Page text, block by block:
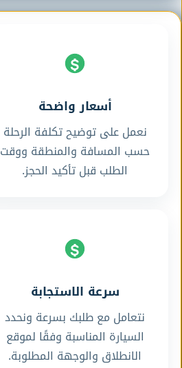
أسعار واضحة
نعمل على توضيح تكلفة الرحلة
حسب المسافة والمنطقة ووقت
الطلب قبل تأكيد الحجز.
سرعة الاستجابة
نتعامل مع طلبك بسرعة ونحدد
السيارة المناسبة وفقًا لموقع
الانطلاق والوجهة المطلوبة.